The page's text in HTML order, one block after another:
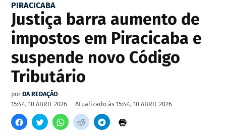
PIRACICABA
Justiça barra aumento de
impostos em Piracicaba e
suspende novo Código
Tributário
por DA REDAÇÃO
15:44, 10 ABRIL 2026
Atualizado às 15:44, 10 ABRIL 2026